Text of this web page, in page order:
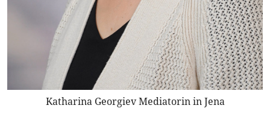
Katharina Georgiev Mediatorin in Jena